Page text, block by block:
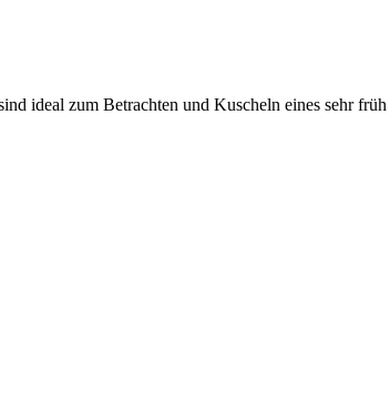
ideal zum Betrachten und Kuscheln eines sehr